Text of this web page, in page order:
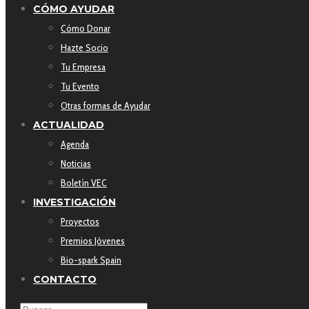
CÓMO AYUDAR
Cómo Donar
Hazte Socio
Tu Empresa
Tu Evento
Otras formas de Ayudar
ACTUALIDAD
Agenda
Noticias
Boletín VEC
INVESTIGACIÓN
Proyectos
Premios Jóvenes
Bio-spark Spain
CONTACTO